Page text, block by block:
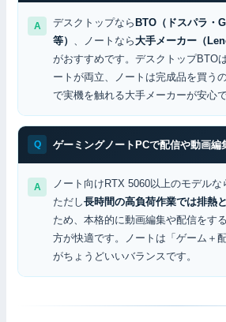
デスクトップなら BTO（ドスパラ・
等）
、ノートなら大手メーカー（
がおすすめです。デスクトップBTO
ートが両立、ノートは完成品を買う
で実機を触れる大手メーカーが安心で
ゲーミングノートPCで配信や動画編
ノート向けRTX 5060以上のモデルな
ただし長時間の高負荷作業では排熱
ため、本格的に動画編集や配信をす
方が快適です。ノートは「ゲーム＋
がちょうどいいバランスです。